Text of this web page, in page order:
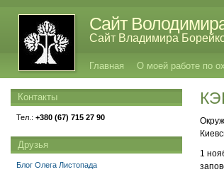
Сайт
Сайт Владимира
Главная О моей работе по
1
Контакты
Тел.: +380 (67) 715 27 90
Друзья
Блог Олега Листопада